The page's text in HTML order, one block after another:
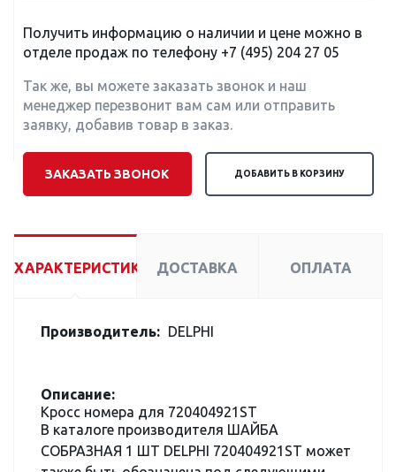
Получить информацию о наличии и цене можно в
отделе продаж по телефону +7 (495) 204 27 05
Так же, вы можете заказать звонок и наш
менеджер перезвонит вам сам или отправить
заявку, добавив товар в заказ.
ЗАКАЗАТЬ ЗВОНОК ДОБАВИТЬ В КОРЗИНУ
ХАРАКТЕРИСТИКИ ДОСТАВКА ОПЛАТА
Производитель: DELPHI
Описание:
Кросс номера для 720404921ST
В каталоге производителя ШАЙБА
CОБРАЗНАЯ 1 ШТ DELPHI 720404921ST может